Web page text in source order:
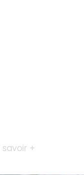
savoir +